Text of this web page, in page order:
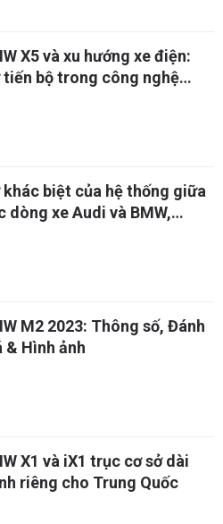
X5 và xu hướng xe điện:
tiến bộ trong công nghệ
khác biệt của hệ thống giữa
dòng xe Audi và BMW,
M2 2023: Thông số, Đánh
& Hình ảnh
X1 và iX1 trục cơ sở dài
riêng cho Trung Quốc